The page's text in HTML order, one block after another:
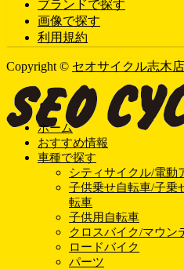
ブランドで探す
画像で探す
利用規約
Copyright © セオサイクル志木店
ホーム
おすすめ情報
車種で探す
シティサイクル/電動
子供乗せ自転車/子乗
転車
子供用自転車
クロスバイク/マウン
ロードバイク
パーツ